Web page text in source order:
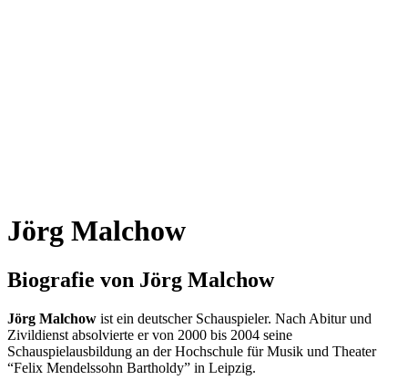
Jörg Malchow
Biografie von Jörg Malchow
Jörg Malchow ist ein deutscher Schauspieler. Nach Abitur und
Zivildienst absolvierte er von 2000 bis 2004 seine
Schauspielausbildung an der Hochschule für Musik und Theater
“Felix Mendelssohn Bartholdy” in Leipzig.